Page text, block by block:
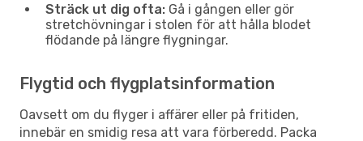
Sträck ut dig ofta: Gå i gången eller gör
stretchövningar i stolen för att hålla blodet
flödande på längre flygningar.
Flygtid och flygplatsinformation
Oavsett om du flyger i affärer eller på fritiden,
innebär en smidig resa att vara förberedd. Packa